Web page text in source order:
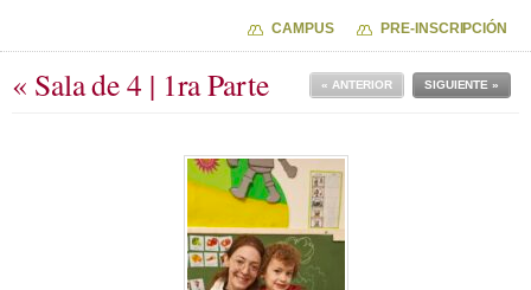
CAMPUS PRE-INSCRIPCIÓN
« Sala de 4 | 1ra Parte SIGUIENTE »
« ANTERIOR